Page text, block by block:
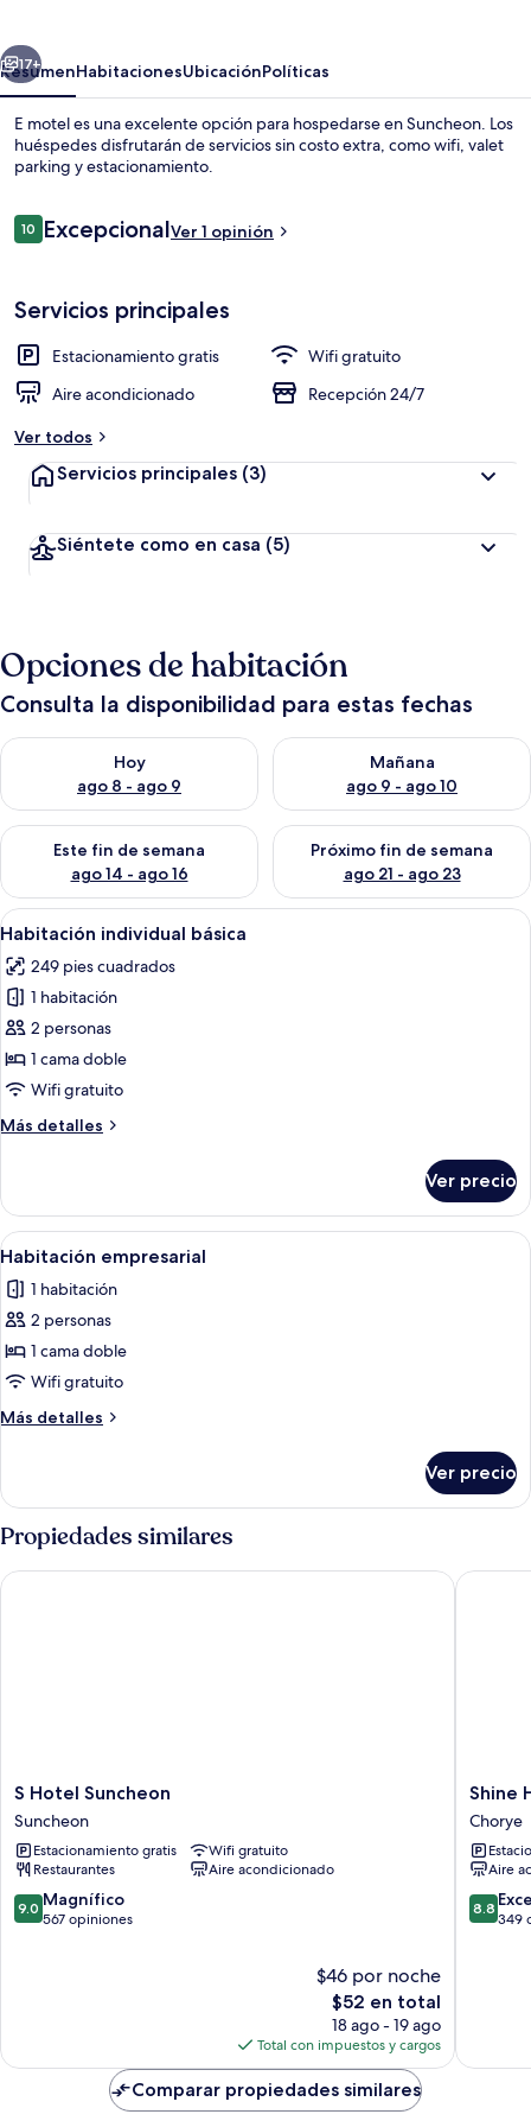
Siguiente
17+
ResumenHabitacionesUbicaciónPolíticas
E motel es una excelente opción para hospedarse en Suncheon. Los
huéspedes disfrutarán de servicios sin costo extra, como wifi, valet
parking y estacionamiento.
Opiniones
1010 de 10,
ExcepcionalVer 1 opinión
Servicios principales
Estacionamiento gratis
Wifi gratuito
Aire acondicionado
Recepción 24/7
Ver todos
Servicios principales (3)
Siéntete como en casa (5)
Opciones de habitación
Consulta la disponibilidad para estas fechas
Hoy
ago 8 - ago 9
Consulta la disponibilidad para hoy ago 8 - ago 9
Mañana
ago 9 - ago 10
Consulta la disponibilidad
Este fin de semana
ago 14 - ago 16
Consulta la disponibilidad para este fin de semana ago 14 -
Próximo fin de semana
ago 21 - ago 23
Consulta la disponibilidad
Abrir
todas
las
fotos
de
Habitación
individual
Habitación de hotel con una cama,
11
Habitación individual básica
249 pies cuadrados
1 habitación
2 personas
1 cama doble
Wifi gratuito
Más detalles
Más
individual
básica
Ver precio
Abrir
todas
las
fotos
de
Habitación
empresarial
Habitación de hotel con cama,
5
Habitación empresarial
1 habitación
2 personas
1 cama doble
Wifi gratuito
Más detalles
Más
empresarial
Ver precio
Propiedades similares
S
Hotel
Suncheon
Suncheon
S Hotel Suncheon
Suncheon
Estacionamiento gratis
Wifi gratuito
Restaurantes
Aire acondicionado
9.0
de
9.0 Magnífico
567 opiniones
$46 por noche
El
precio
actual
es
de
$52
$52 en total
18 ago - 19 ago
Total con impuestos y cargos
S Hotel Suncheon
Shine
Hotel
Chorye
Shine
Chorye
Aire
8.8
de
8.8
349
Shine
Comparar propiedades similares